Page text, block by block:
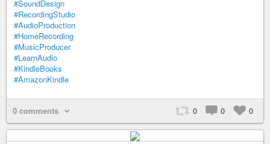
#SoundDesign
#RecordingStudio
#AudioProduction
#HomeRecording
#MusicProducer
#LearnAudio
#KindleBooks
#AmazonKindle
0 comments 0 0 0